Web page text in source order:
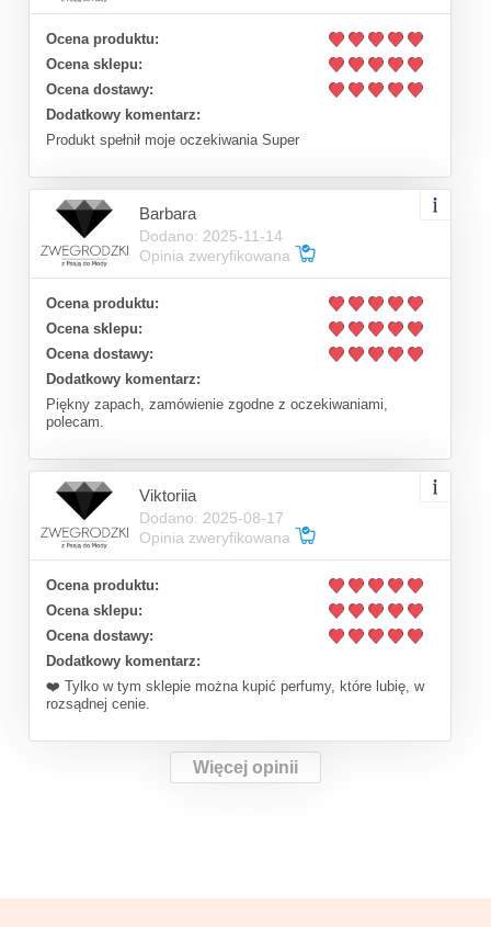
Ocena produktu:
Ocena sklepu:
Ocena dostawy:
Dodatkowy komentarz:
Produkt spełnił moje oczekiwania Super
Barbara
Dodano: 2025-11-14
Opinia zweryfikowana
Ocena produktu:
Ocena sklepu:
Ocena dostawy:
Dodatkowy komentarz:
Piękny zapach, zamówienie zgodne z oczekiwaniami,
polecam.
Viktoriia
Dodano: 2025-08-17
Opinia zweryfikowana
Ocena produktu:
Ocena sklepu:
Ocena dostawy:
Dodatkowy komentarz:
❤️ Tylko w tym sklepie można kupić perfumy, które lubię, w
rozsądnej cenie.
Więcej opinii